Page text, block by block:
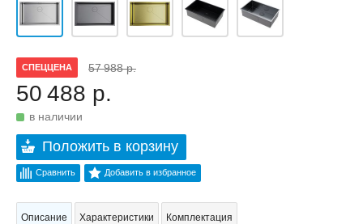
СПЕЦЦЕНА 57 988 р.
50 488 р.
в наличии
Положить в корзину
Сравнить Добавить в избранное
Описание Характеристики Комплектация